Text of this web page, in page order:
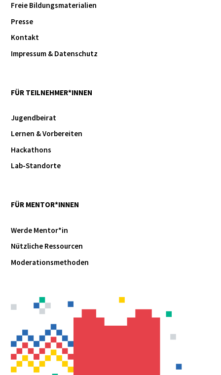
Freie Bildungsmaterialien
Presse
Kontakt
Impressum & Datenschutz
FÜR TEILNEHMER*INNEN
Jugendbeirat
Lernen & Vorbereiten
Hackathons
Lab-Standorte
FÜR MENTOR*INNEN
Werde Mentor*in
Nützliche Ressourcen
Moderationsmethoden